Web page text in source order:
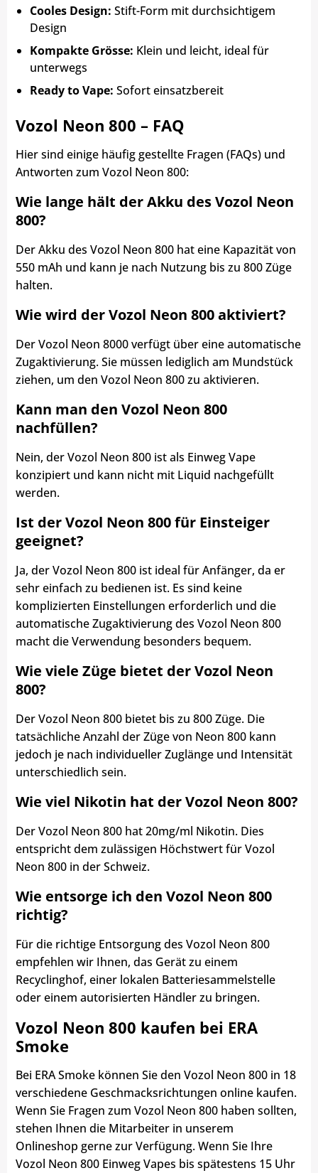
Cooles Design: Stift-Form mit durchsichtigem
Design
Kompakte Grösse: Klein und leicht, ideal für
unterwegs
Ready to Vape: Sofort einsatzbereit
Vozol Neon 800 – FAQ
Hier sind einige häufig gestellte Fragen (FAQs) und
Antworten zum Vozol Neon 800:
Wie lange hält der Akku des Vozol Neon
800?
Der Akku des Vozol Neon 800 hat eine Kapazität von
550 mAh und kann je nach Nutzung bis zu 800 Züge
halten.
Wie wird der Vozol Neon 800 aktiviert?
Der Vozol Neon 8000 verfügt über eine automatische
Zugaktivierung. Sie müssen lediglich am Mundstück
ziehen, um den Vozol Neon 800 zu aktivieren.
Kann man den Vozol Neon 800
nachfüllen?
Nein, der Vozol Neon 800 ist als Einweg Vape
konzipiert und kann nicht mit Liquid nachgefüllt
werden.
Ist der Vozol Neon 800 für Einsteiger
geeignet?
Ja, der Vozol Neon 800 ist ideal für Anfänger, da er
sehr einfach zu bedienen ist. Es sind keine
komplizierten Einstellungen erforderlich und die
automatische Zugaktivierung des Vozol Neon 800
macht die Verwendung besonders bequem.
Wie viele Züge bietet der Vozol Neon
800?
Der Vozol Neon 800 bietet bis zu 800 Züge. Die
tatsächliche Anzahl der Züge von Neon 800 kann
jedoch je nach individueller Zuglänge und Intensität
unterschiedlich sein.
Wie viel Nikotin hat der Vozol Neon 800?
Der Vozol Neon 800 hat 20mg/ml Nikotin. Dies
entspricht dem zulässigen Höchstwert für Vozol
Neon 800 in der Schweiz.
Wie entsorge ich den Vozol Neon 800
richtig?
Für die richtige Entsorgung des Vozol Neon 800
empfehlen wir Ihnen, das Gerät zu einem
Recyclinghof, einer lokalen Batteriesammelstelle
oder einem autorisierten Händler zu bringen.
Vozol Neon 800 kaufen bei ERA
Smoke
Bei ERA Smoke können Sie den Vozol Neon 800 in 18
verschiedene Geschmacksrichtungen online kaufen.
Wenn Sie Fragen zum Vozol Neon 800 haben sollten,
stehen Ihnen die Mitarbeiter in unserem
Onlineshop gerne zur Verfügung. Wenn Sie Ihre
Vozol Neon 800 Einweg Vapes bis spätestens 15 Uhr